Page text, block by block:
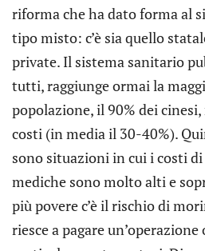
riforma che ha dato forma al
tipo misto: c’è sia quello
private. Il sistema sanitario
tutti, raggiunge ormai la
popolazione, il 90% dei
costi (in media il 30-40%).
sono situazioni in cui i costi
mediche sono molto alti e
più povere c’è il rischio di
riesce a pagare